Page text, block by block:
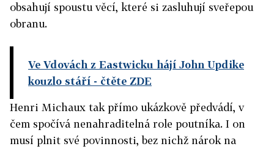
obsahují spoustu věcí, které si zasluhují sveřepou
obranu.
Ve Vdovách z Eastwicku hájí John Updike
kouzlo stáří - čtěte ZDE
Henri Michaux tak přímo ukázkově předvádí, v
čem spočívá nenahraditelná role poutníka. I on
musí plnit své povinnosti, bez nichž nárok na